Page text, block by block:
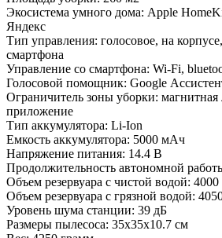
Экосистема умного дома: Apple
Яндекс
Тип управления: голосовое, на
смартфона
Управление со смартфона: Wi-Fi,
Голосовой помощник: Google
Ограничитель зоны уборки: магнитная
приложение
Тип аккумулятора: Li-Ion
Емкость аккумулятора: 5000 мАч
Напряжение питания: 14.4 В
Продолжительность автономной
Объем резервуара с чистой водой:
Объем резервуара с грязной водой:
Уровень шума станции: 39 дБ
Размеры пылесоса: 35x35x10.7 см